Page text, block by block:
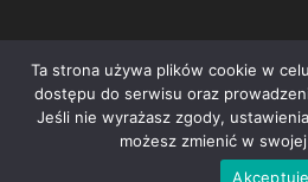
Inicjatywa społeczna STOP
Ta strona używa plików cookie w
dostępu do serwisu oraz
Jeśli nie wyrażasz zgody,
możesz zmienić w
Akceptuję